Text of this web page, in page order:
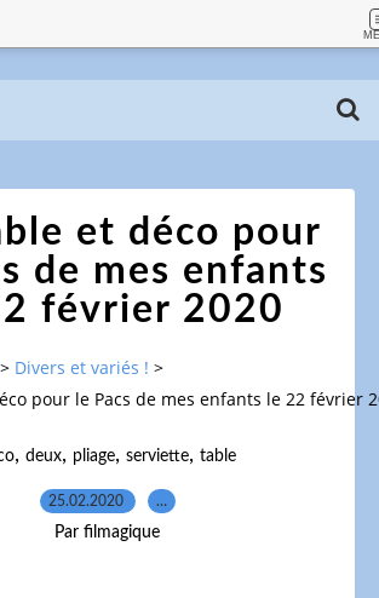
et déco pour
de mes enfants
février 2020
> Divers et variés ! >
pour le Pacs de mes enfants le 22 février
,deux, pliage,serviette,table
25.02.2020 …
Par filmagique